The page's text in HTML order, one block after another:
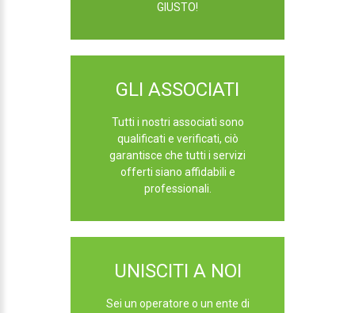
GIUSTO!
GLI ASSOCIATI
Tutti i nostri associati sono
qualificati e verificati, ciò
garantisce che tutti i servizi
offerti siano affidabili e
professionali.
UNISCITI A NOI
Sei un operatore o un ente di